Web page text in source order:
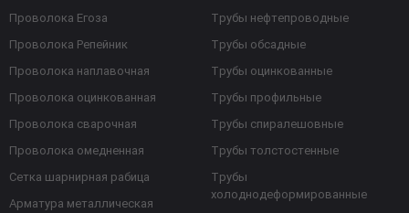
Проволока Егоза
Проволока Репейник
Проволока наплавочная
Проволока оцинкованная
Проволока сварочная
Проволока омедненная
Сетка шарнирная рабица
Арматура металлическая
Трубы нефтепроводные
Трубы обсадные
Трубы оцинкованные
Трубы профильные
Трубы спиралешовные
Трубы толстостенные
Трубы
холоднодеформированные